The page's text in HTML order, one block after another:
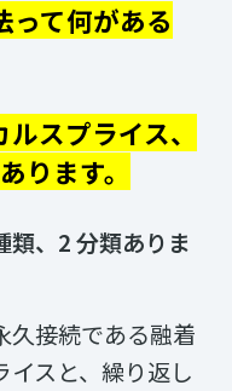
って何がある
スプライス、
ります。
類、2 分類ありま
久接続である融着
スと、繰り返し